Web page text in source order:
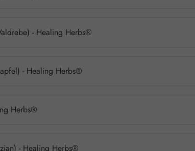
- Healing Herbs®
- Healing Herbs®
Herbs®
- Healing Herbs®